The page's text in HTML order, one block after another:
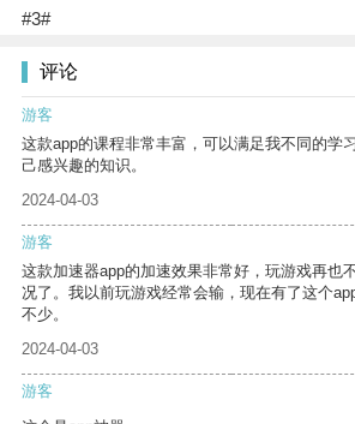
#3#
评论
游客
这款app的课程非常丰富，可以满足我不同的学
己感兴趣的知识。
2024-04-03
游客
这款加速器app的加速效果非常好，玩游戏再也
况了。我以前玩游戏经常会输，现在有了这个
不少。
2024-04-03
游客